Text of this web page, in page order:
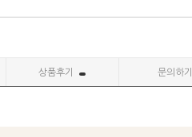
상품후기 문의하기